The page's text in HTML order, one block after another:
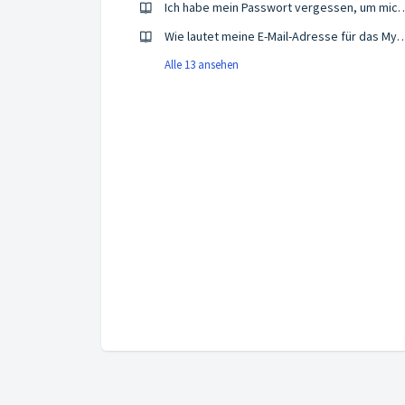
Ich habe mein Passwort
Wie lautet meine E-Mail-
Alle 13 ansehen